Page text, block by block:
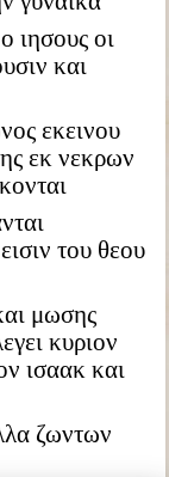
ιησους οι
και
εκεινου
εκ νεκρων
του θεου
μωσης
κυριον
ισαακ και
ζωντων